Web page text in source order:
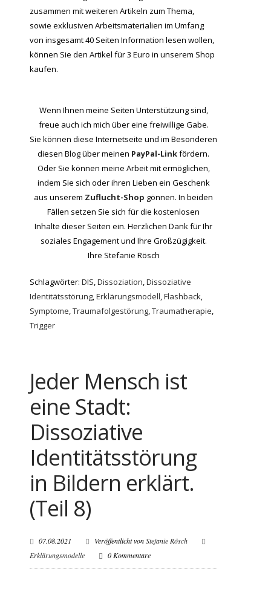
zusammen mit weiteren Artikeln zum Thema,
sowie exklusiven Arbeitsmaterialien im Umfang
von insgesamt 40 Seiten Information lesen wollen,
können Sie den Artikel für 3 Euro in unserem Shop
kaufen.
Wenn Ihnen meine Seiten Unterstützung sind,
freue auch ich mich über eine freiwillige Gabe.
Sie können diese Internetseite und im Besonderen
diesen Blog über meinen PayPal-Linkfördern.
Oder Sie können meine Arbeit mit ermöglichen,
indem Sie sich oder ihren Lieben ein Geschenk
aus unserem Zuflucht-Shop gönnen. In beiden
Fällen setzen Sie sich für die kostenlosen
Inhalte dieser Seiten ein. Herzlichen Dank für Ihr
soziales Engagement und Ihre Großzügigkeit.
Ihre Stefanie Rösch
Schlagwörter: DIS,Dissoziation,Dissoziative
Identitätsstörung,Erklärungsmodell,Flashback,
Symptome,Traumafolgestörung,Traumatherapie,
Trigger
Jeder Mensch ist
eine Stadt:
Dissoziative
Identitätsstörung
in Bildern erklärt.
(Teil 8)
07.08.2021 Veröffentlicht vonStefanie Rösch
Erklärungsmodelle
0 Kommentare